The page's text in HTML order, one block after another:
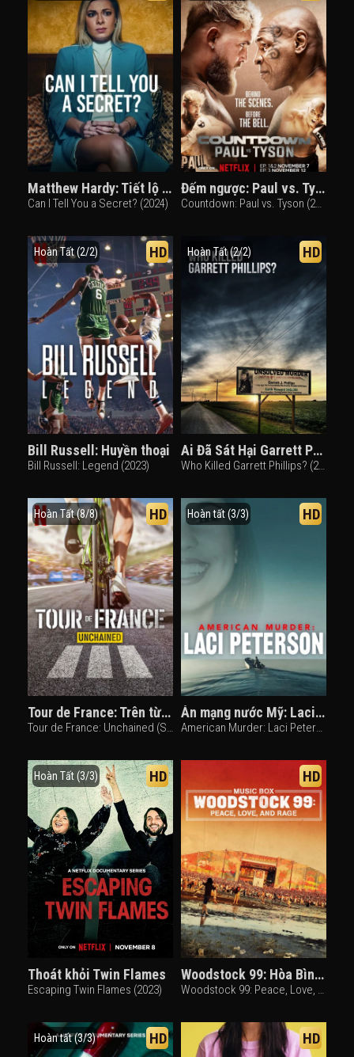
Matthew Hardy: Tiết lộ bí mật
Can I Tell You a Secret? (2024)
Đếm ngược: Paul vs. Tyson
Countdown: Paul vs. Tyson (2024)
Hoàn Tất (2/2) HD
Bill Russell: Huyền thoại
Bill Russell: Legend (2023)
Hoàn Tất (2/2) HD
Ai Đã Sát Hại Garrett Phillips?
Who Killed Garrett Phillips? (2019)
Hoàn Tất (8/8) HD
Tour de France: Trên từng dặm đường (Phần 3)
Tour de France: Unchained (Season 3) (2025)
Hoàn tất (3/3) HD
Án mạng nước Mỹ: Laci Peterson
American Murder: Laci Peterson (2024)
Hoàn Tất (3/3) HD
Thoát khỏi Twin Flames
Escaping Twin Flames (2023)
HD
Woodstock 99: Hòa Bình, Tình Yêu và Cơn Thịnh Nộ
Woodstock 99: Peace, Love, and Rage (2021)
Hoàn tất (3/3) HD HD